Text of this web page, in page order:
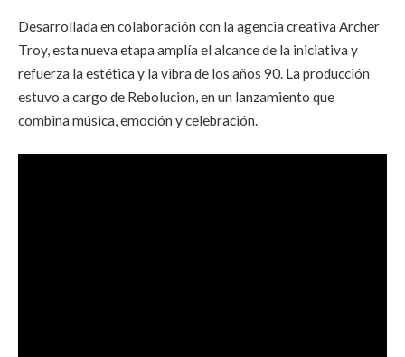
Desarrollada en colaboración con la agencia creativa Archer
Troy, esta nueva etapa amplía el alcance de la iniciativa y
refuerza la estética y la vibra de los años 90. La producción
estuvo a cargo de Rebolucion, en un lanzamiento que
combina música, emoción y celebración.